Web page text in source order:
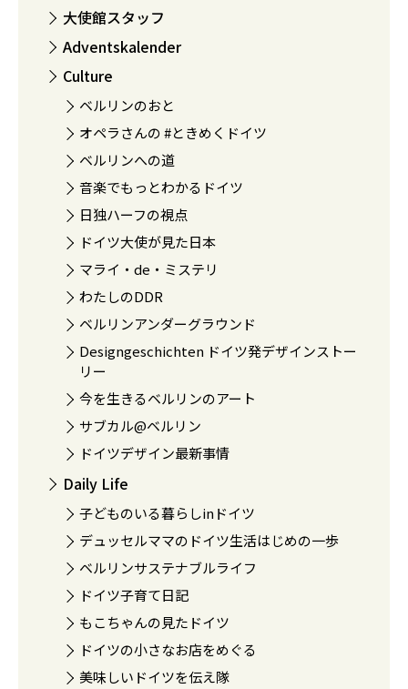
大使館スタッフ
Adventskalender
Culture
ベルリンのおと
オペラさんの #ときめくドイツ
ベルリンへの道
音楽でもっとわかるドイツ
日独ハーフの視点
ドイツ大使が見た日本
マライ・de・ミステリ
わたしのDDR
ベルリンアンダーグラウンド
Designgeschichten ドイツ発デザインストー
リー
今を生きるベルリンのアート
サブカル@ベルリン
ドイツデザイン最新事情
Daily Life
子どものいる暮らしinドイツ
デュッセルママのドイツ生活はじめの一歩
ベルリンサステナブルライフ
ドイツ子育て日記
もこちゃんの見たドイツ
ドイツの小さなお店をめぐる
美味しいドイツを伝え隊